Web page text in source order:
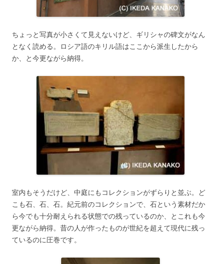
ちょっと写真が小さくて見えないけど、ギリシャの碑文がなん
となく読める。ロシア語のキリル語はここから派生したから
か、と今更ながら納得。
室内もそうだけど、中庭にもコレクションがずらりと並ぶ。ど
こも石、石、石。紀元前のコレクションで、石という素材だか
ら今でも十分耐えられる状態での残っているのか、とこれも今
更ながら納得。昔の人が作ったものが世紀を超えて現代に残っ
ているのに圧巻です。